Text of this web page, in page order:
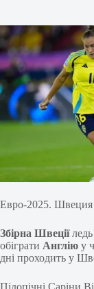
Евро-2025. Швеция
Збірна Швеціїледь
обіграти Англію у
дні проходить у